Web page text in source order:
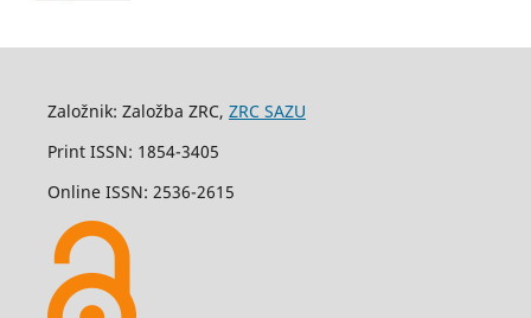
Založnik: Založba ZRC, ZRC SAZU
Print ISSN: 1854-3405
Online ISSN: 2536-2615